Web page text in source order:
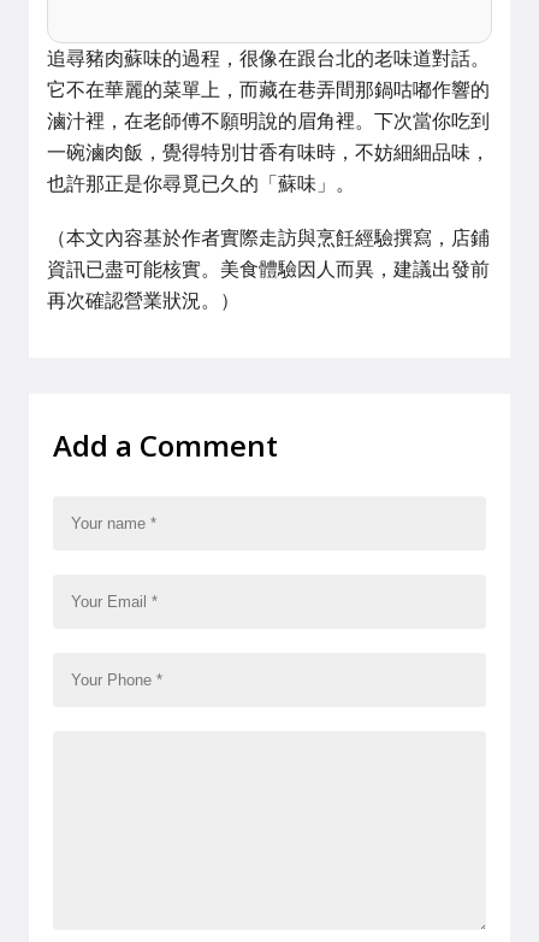
追尋豬肉蘇味的過程，很像在跟台北的老味道對話。
它不在華麗的菜單上，而藏在巷弄間那鍋咕嘟作響的
滷汁裡，在老師傅不願明說的眉角裡。下次當你吃到
一碗滷肉飯，覺得特別甘香有味時，不妨細細品味，
也許那正是你尋覓已久的「蘇味」。
（本文內容基於作者實際走訪與烹飪經驗撰寫，店鋪
資訊已盡可能核實。美食體驗因人而異，建議出發前
再次確認營業狀況。）
Add a Comment